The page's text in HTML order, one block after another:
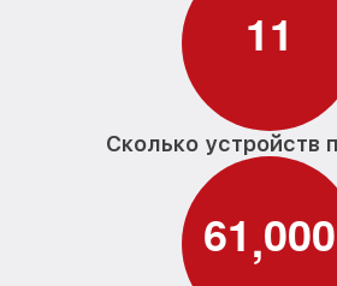
11
Сколько устройств
61,000